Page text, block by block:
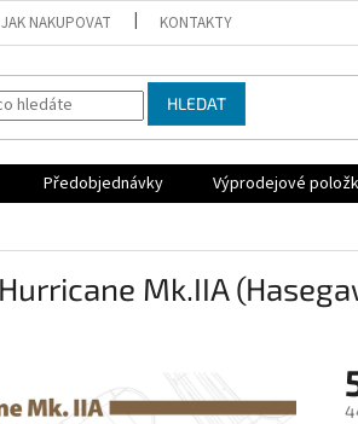
JAK NAKUPOVAT KONTAKTY
HLEDAT
Předobjednávky Výprodejové
Mk.IIA